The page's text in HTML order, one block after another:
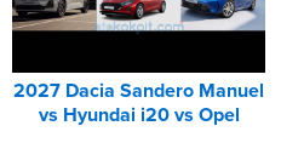
2027 Dacia Sandero Manuel
vs Hyundai i20 vs Opel